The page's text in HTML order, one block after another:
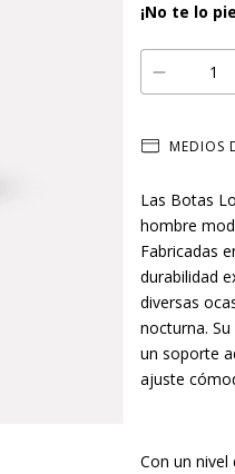
¡No te lo
MEDIOS
Las Botas
hombre
Fabricadas
durabilidad
diversas
nocturna.
un soporte
ajuste
Con un